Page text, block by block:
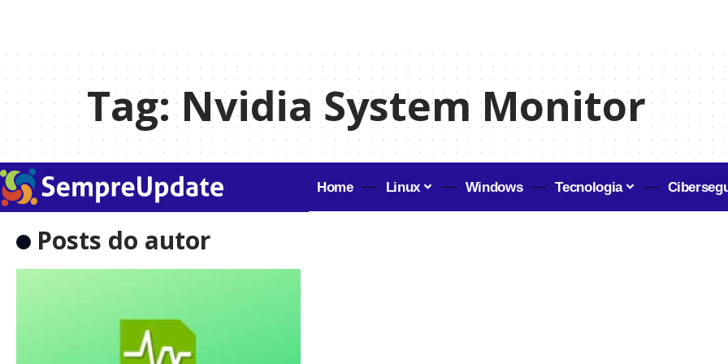
Tag:Nvidia System Monitor
Home Linux Windows Tecnologia
Posts do autor